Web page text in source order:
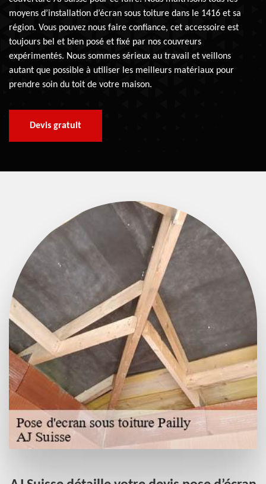
moyens d’installation d’écran sous toiture dans le 1416 et sa
région. Vous pouvez nous faire confiance, cet accessoire est
toujours bel et bien posé et fixé par nos couvreurs
expérimentés. Nous sommes sérieux au travail et veillons
autant que possible à utiliser les meilleurs matériaux pour
prendre soin du toit de votre maison.
Devis gratuit